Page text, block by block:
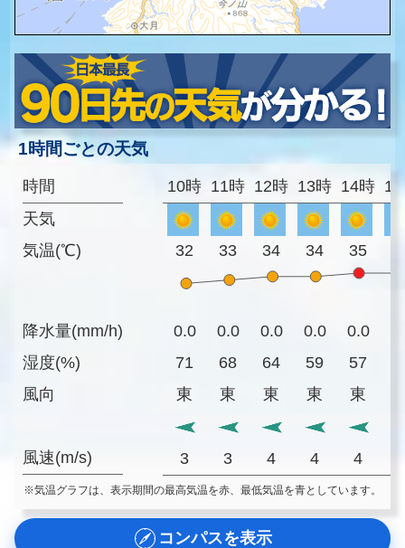
1時間ごとの天気
時間
天気
気温(℃)
降水量(mm/h)
湿度(%)
風向
風速(m/s)
10時 11時 12時 13時 14時
32 33 34 34 35
0.0 0.0 0.0 0.0 0.0
71
68 64 59 57
東
東 東 東 東
3 3 4 4 4
※気温グラフは、表示期間の最高気温を赤、最低気温を青としています。
コンパスを表示